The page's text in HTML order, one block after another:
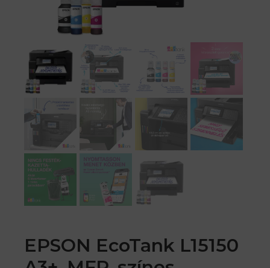
EPSON EcoTank L15150